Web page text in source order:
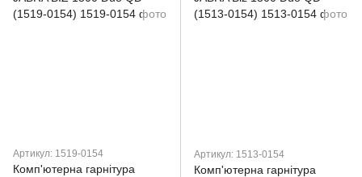
Артикул: 1519-0154
Комп'ютерна гарнітура
Артикул: 1513-0154
Комп'ютерна гарнітура